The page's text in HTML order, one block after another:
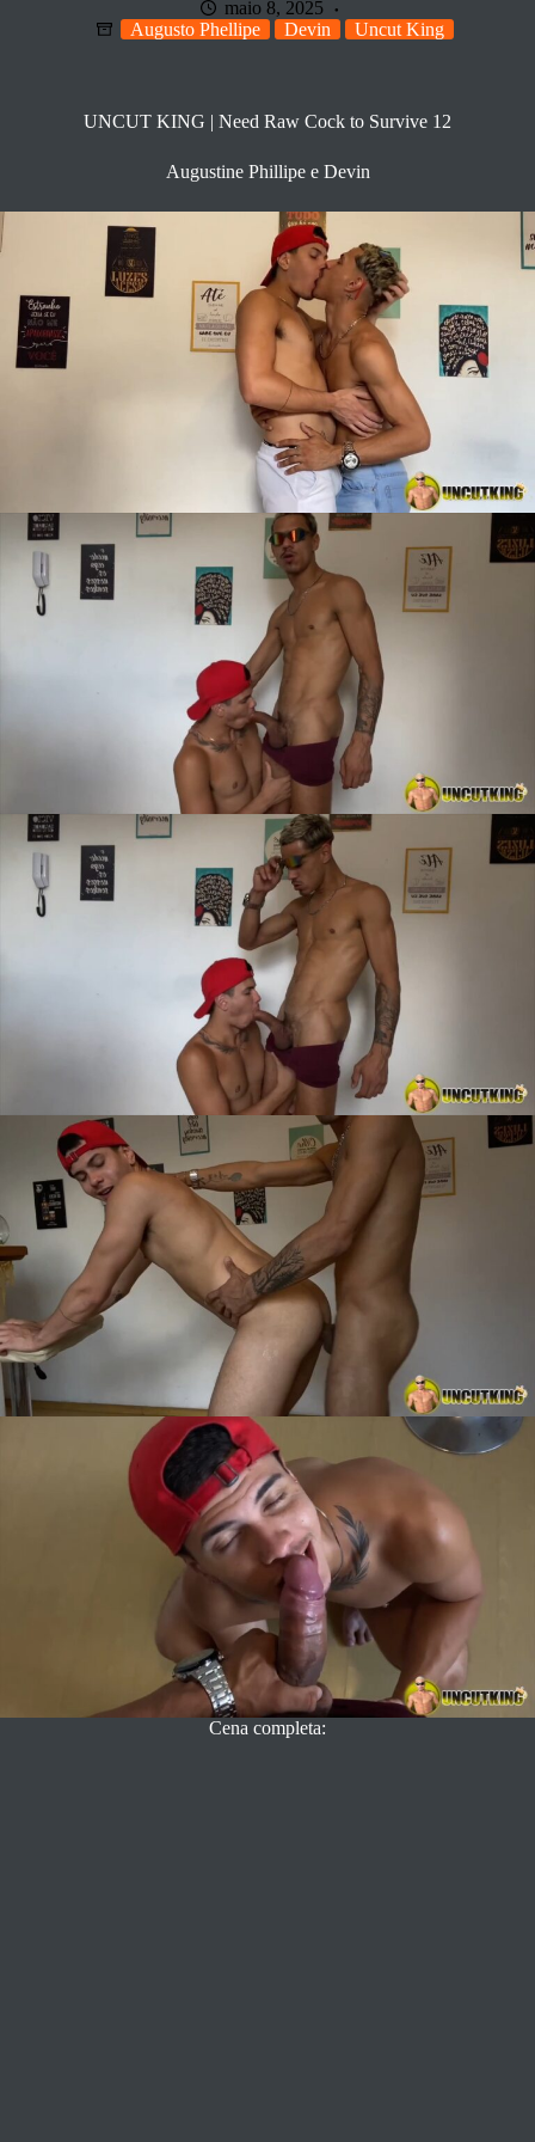
maio 8, 2025
Augusto Phellipe
Devin Uncut King
UNCUT KING | Need Raw Cock to Survive 12
Augustine Phillipe e Devin
Cena completa: